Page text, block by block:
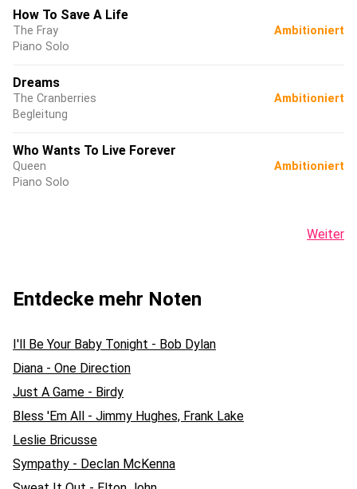
How To Save A Life
The Fray
Piano Solo
Ambitioniert
Dreams
The Cranberries
Begleitung
Ambitioniert
Who Wants To Live Forever
Queen
Piano Solo
Ambitioniert
Weiter
Entdecke mehr Noten
I'll Be Your Baby Tonight - Bob Dylan
Diana - One Direction
Just A Game - Birdy
Bless 'Em All - Jimmy Hughes, Frank Lake
Leslie Bricusse
Sympathy - Declan McKenna